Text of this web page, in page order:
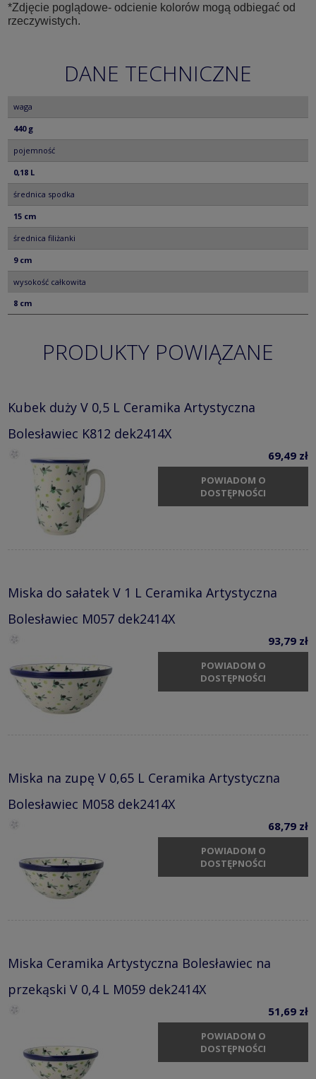
*Zdjęcie poglądowe- odcienie kolorów mogą odbiegać od
rzeczywistych.
DANE TECHNICZNE
waga
440 g
pojemność
0,18 L
średnica spodka
15 cm
średnica filiżanki
9 cm
wysokość całkowita
8 cm
PRODUKTY POWIĄZANE
Kubek duży V 0,5 L Ceramika Artystyczna
Bolesławiec K812 dek2414X
69,49 zł
POWIADOM O
DOSTĘPNOŚCI
Miska do sałatek V 1 L Ceramika Artystyczna
Bolesławiec M057 dek2414X
93,79 zł
POWIADOM O
DOSTĘPNOŚCI
Miska na zupę V 0,65 L Ceramika Artystyczna
Bolesławiec M058 dek2414X
68,79 zł
POWIADOM O
DOSTĘPNOŚCI
Miska Ceramika Artystyczna Bolesławiec na
przekąski V 0,4 L M059 dek2414X
51,69 zł
POWIADOM O
DOSTĘPNOŚCI